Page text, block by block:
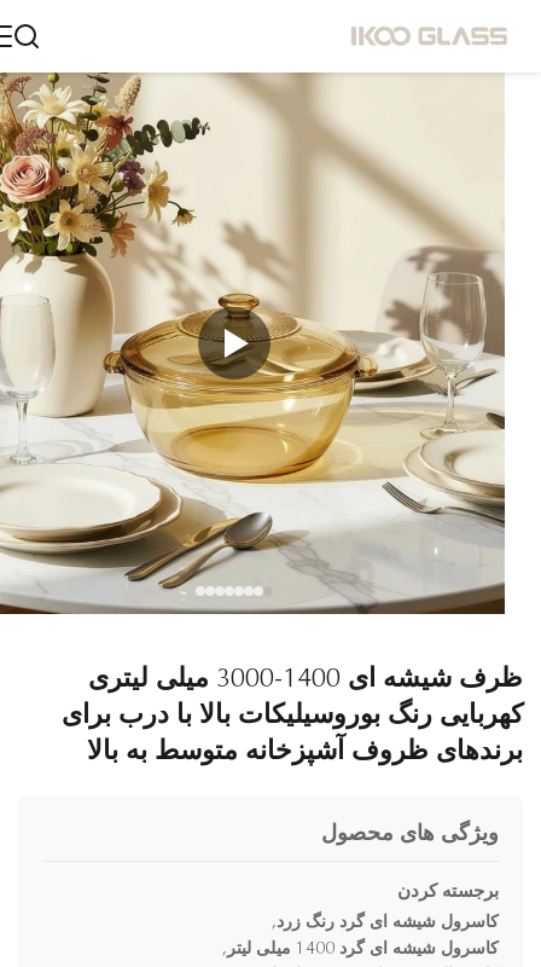
ظرف شیشه ای 1400-3000 میلی لیتری
رنگ بوروسیلیکات بالا با درب برای
ظروف آشپزخانه متوسط ​​به بالا
ویژگی های محصول
برجسته کردن
کاسرول شیشه ای گرد رنگ زرد,
کاسرول شیشه ای گرد 1400 میلی لیتر
,